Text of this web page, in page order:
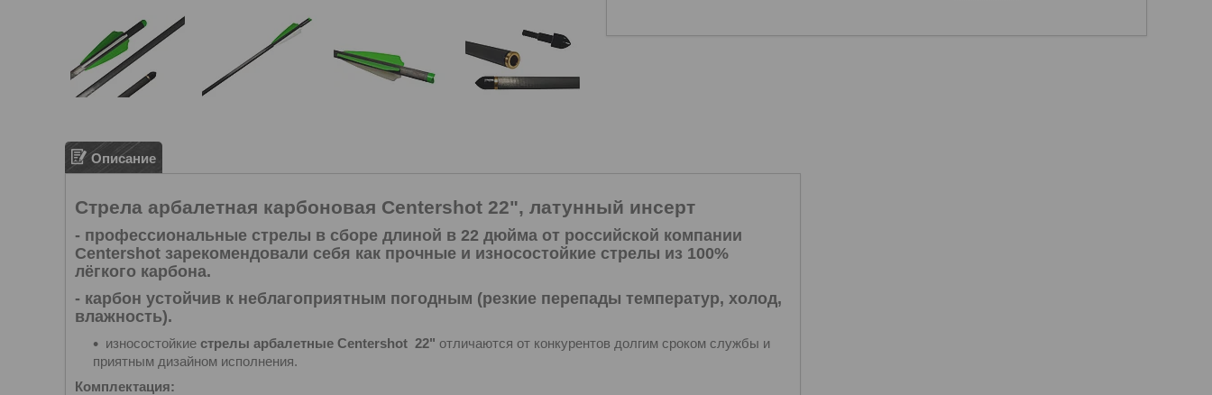
Описание
Стрела арбалетная карбоновая Centershot 22", латунный инсерт
- профессиональные стрелы в сборе длиной в 22 дюйма от российской компании
Centershot зарекомендовали себя как прочные и износостойкие стрелы из 100%
лёгкого карбона.
- карбон устойчив к неблагоприятным погодным (резкие перепады температур, холод,
влажность).
износостойкие стрелы арбалетные Centershot 22" отличаются от конкурентов долгим сроком службы и
приятным дизайном исполнения.
Комплектация: